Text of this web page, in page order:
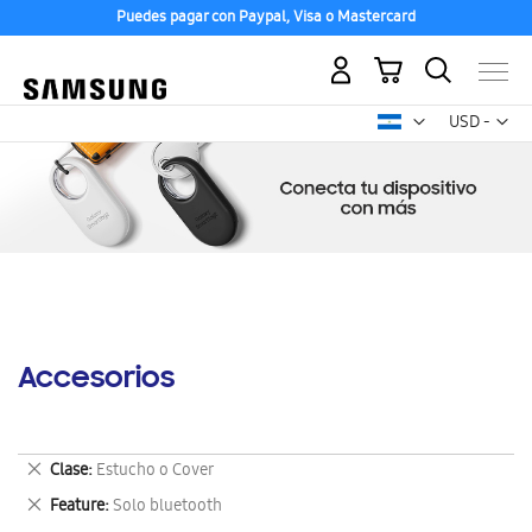
Puedes pagar con Paypal, Visa o Mastercard
USD -
dólar
Mi carrito
Accesorios
Clase Estucho o Cover
Eliminar
este
artículo
Feature Solo bluetooth
Eliminar